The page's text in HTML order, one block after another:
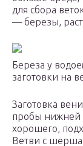
для сбора
— березы,
Береза у
заготовки на
Заготовка
пробы нижней
хорошего,
Ветви с